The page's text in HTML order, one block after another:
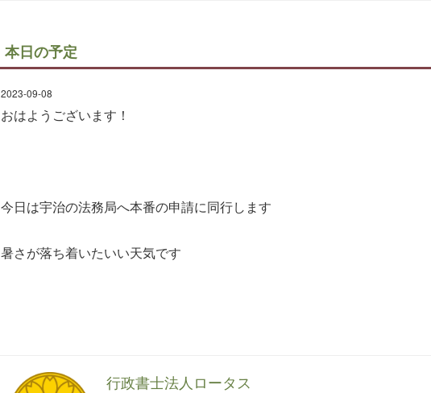
本日の予定
2023-09-08
おはようございます！
今日は宇治の法務局へ本番の申請に同行します
暑さが落ち着いたいい天気です
行政書士法人ロータス